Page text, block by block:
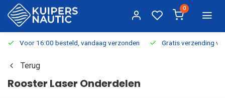
0
Voor 16:00 besteld, vandaag verzonden Gratis verzending
Terug
Rooster Laser Onderdelen